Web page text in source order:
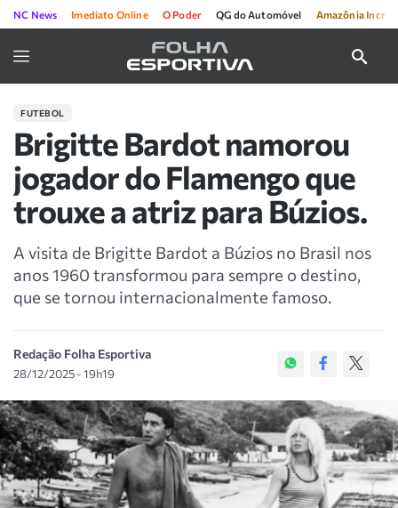
NC News Imediato Online O Poder QG do Automóvel Amazônia
FUTEBOL
Brigitte Bardot namorou
jogador do Flamengo que
trouxe a atriz para Búzios.
A visita de Brigitte Bardot a Búzios no Brasil nos
anos 1960 transformou para sempre o destino,
que se tornou internacionalmente famoso.
Redação Folha Esportiva
28/12/2025 - 19h19